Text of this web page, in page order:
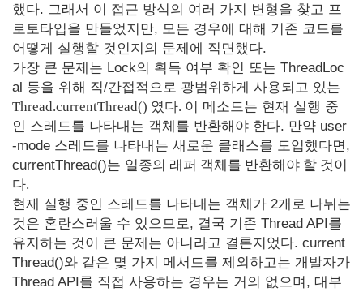
했다. 그래서 이 접근 방식의 여러 가지 변형을 찾고 프
로토타입을 만들었지만, 모든 경우에 대해 기존 코드를
어떻게 실행할 것인지의 문제에 직면했다.
가장 큰 문제는 Lock의 획득 여부 확인 또는 ThreadLoc
al 등을 위해 직/간접적으로 광범위하게 사용되고 있는
Thread.currentThread() 였다. 이 메소드는 현재 실행 중
인 스레드를 나타내는 객체를 반환해야 한다. 만약 user
-mode 스레드를 나타내는 새로운 클래스를 도입했다면,
currentThread()는 일종의 래퍼 객체를 반환해야 할 것이
다.
현재 실행 중인 스레드를 나타내는 객체가 2개로 나뉘는
것은 혼란스러울 수 있으므로, 결국 기존 Thread API를
유지하는 것이 큰 문제는 아니라고 결론지었다. current
Thread()와 같은 몇 가지 메서드를 제외하고는 개발자가
Thread API를 직접 사용하는 경우는 거의 없으며, 대부